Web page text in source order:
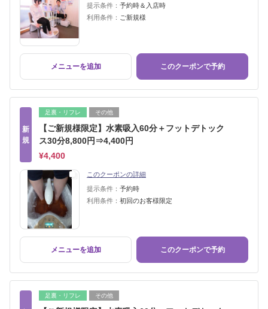
提示条件： 予約時＆入店時
利用条件： ご新規様
メニューを追加 このクーポンで予約
新
規
足裏・リフレ その他
【ご新規様限定】水素吸入60分＋フットデトック
ス30分8,800円⇒4,400円
¥4,400
このクーポンの詳細
提示条件： 予約時
利用条件： 初回のお客様限定
メニューを追加 このクーポンで予約
足裏・リフレ その他